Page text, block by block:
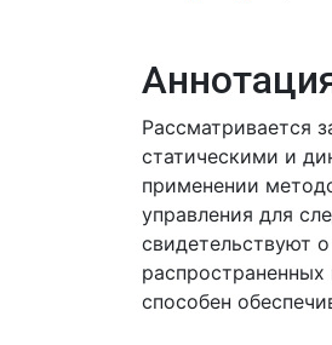
Рассматривается
статическими и
применении
управления для
свидетельствуют
способен